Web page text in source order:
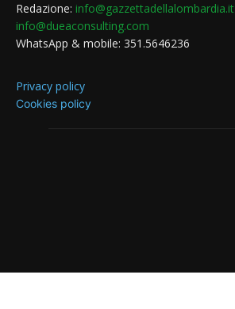
Redazione: info@gazzettadellalombardia.it
info@dueaconsulting.com
WhatsApp & mobile: 351.5646236
Privacy policy
Cookies policy